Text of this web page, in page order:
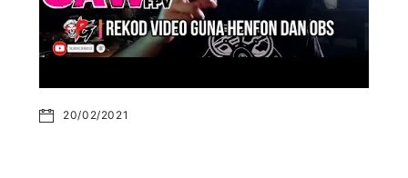
20/02/2021